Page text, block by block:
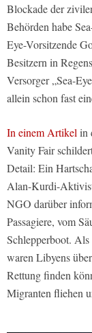
Blockade der
Behörden habe
Eye-Vorsitzende
Besitzern in
Versorger „Sea-
allein schon fast
In einem Artikel in
Vanity Fair
Detail: Ein
Alan-Kurdi-
NGO darüber
Passagiere, vom
Schlepperboot.
waren Libyens
Rettung finden
Migranten fliehen